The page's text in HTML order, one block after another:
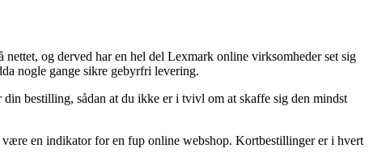
og derved har en hel del Lexmark online virksomheder set sig
nogle gange sikre gebyrfri levering.
bestilling, sådan at du ikke er i tvivl om at skaffe sig den mindst
en indikator for en fup online webshop. Kortbestillinger er i hvert